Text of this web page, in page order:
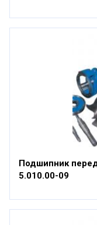
Подшипник
5.010.00-09